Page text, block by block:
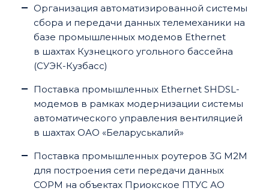
Организация автоматизированной системы
сбора и передачи данных телемеханики на
базе промышленных модемов Ethernet
в шахтах Кузнецкого угольного бассейна
(СУЭК-Кузбасс)
Поставка промышленных Ethernet SHDSL-
модемов в рамках модернизации системы
автоматического управления вентиляцией
в шахтах ОАО «Беларуськалий»
Поставка промышленных роутеров 3G М2М
для построения сети передачи данных
СОРМ на объектах Приокское ПТУС АО